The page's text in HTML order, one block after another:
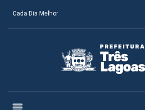
Cada Dia Melhor